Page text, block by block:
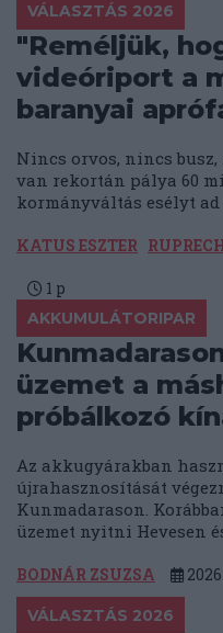
VÁLASZTÁS 2026
"Reméljük,
videóriport a
baranyai
Nincs orvos, nincs
van rekortán pálya 60
kormányváltás esélyt ad
KATUS ESZTER
1 p
AKKUMULÁTORIPAR
üzemet a
próbálkozó
Az akkugyárakban
újrahasznosítását
Kunmadarason.
üzemet nyitni Hevesen
BODNÁR ZSUZSA
VÁLASZTÁS 2026